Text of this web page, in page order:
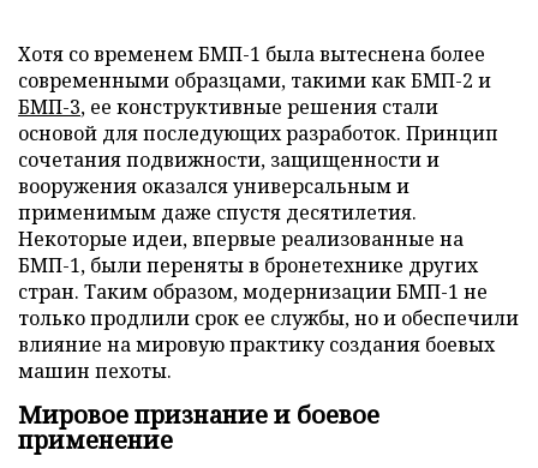
Хотя со временем БМП-1 была вытеснена более
современными образцами, такими как БМП-2 и
БМП-3, ее конструктивные решения стали
основой для последующих разработок. Принцип
сочетания подвижности, защищенности и
вооружения оказался универсальным и
применимым даже спустя десятилетия.
Некоторые идеи, впервые реализованные на
БМП-1, были переняты в бронетехнике других
стран. Таким образом, модернизации БМП-1 не
только продлили срок ее службы, но и обеспечили
влияние на мировую практику создания боевых
машин пехоты.
Мировое признание и боевое
применение